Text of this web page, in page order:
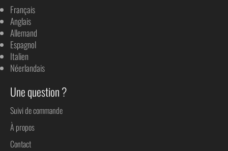
Français
Anglais
Allemand
Espagnol
Italien
Néerlandais
Une question ?
Suivi de commande
À propos
Contact